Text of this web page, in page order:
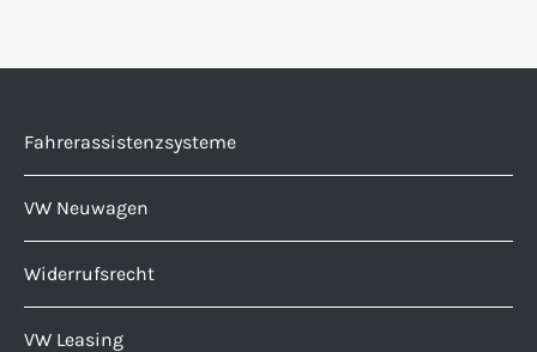
Fahrerassistenzsysteme
VW Neuwagen
Widerrufsrecht
VW Leasing